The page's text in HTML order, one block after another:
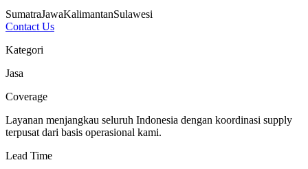
SumatraJawaKalimantanSulawesi
Contact Us
Kategori
Jasa
Coverage
Layanan menjangkau seluruh Indonesia dengan koordinasi supply
terpusat dari basis operasional kami.
Lead Time